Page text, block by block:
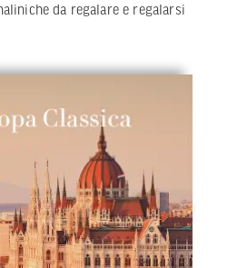
da regalare e regalarsi